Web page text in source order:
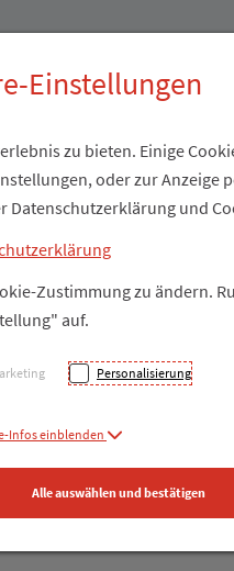
PZN:
Einstellungen
zu bieten. Einige
oder zur Anzeige
und
Zustimmung zu ändern.
auf.
Personalisierung
Infos einblenden
Alle auswählen und bestätigen